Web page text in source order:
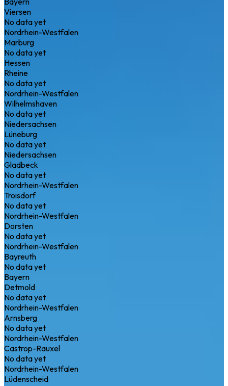
Viersen
No data yet
Nordrhein-Westfalen
Marburg
No data yet
Hessen
Rheine
No data yet
Nordrhein-Westfalen
Wilhelmshaven
No data yet
Niedersachsen
Lüneburg
No data yet
Niedersachsen
Gladbeck
No data yet
Nordrhein-Westfalen
Troisdorf
No data yet
Nordrhein-Westfalen
Dorsten
No data yet
Nordrhein-Westfalen
Bayreuth
No data yet
Bayern
Detmold
No data yet
Nordrhein-Westfalen
Arnsberg
No data yet
Nordrhein-Westfalen
Castrop-Rauxel
No data yet
Nordrhein-Westfalen
Lüdenscheid